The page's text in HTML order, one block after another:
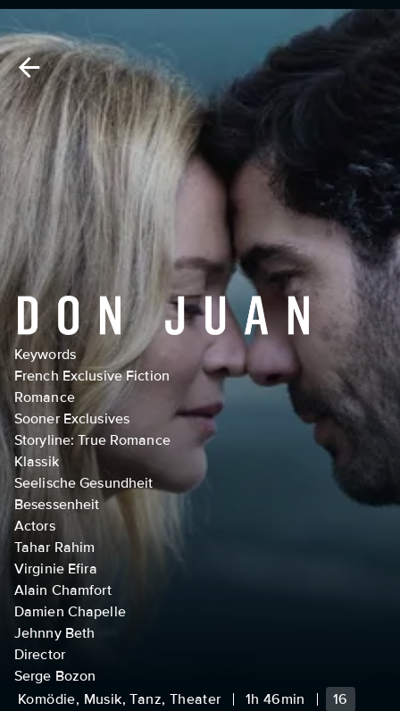
Keywords
French Exclusive Fiction
Romance
Sooner Exclusives
Storyline: True Romance
Klassik
Seelische Gesundheit
Besessenheit
Actors
Tahar Rahim
Virginie Efira
Alain Chamfort
Damien Chapelle
Jehnny Beth
Director
Serge Bozon
Komödie, Musik, Tanz, Theater
1h 46min
16